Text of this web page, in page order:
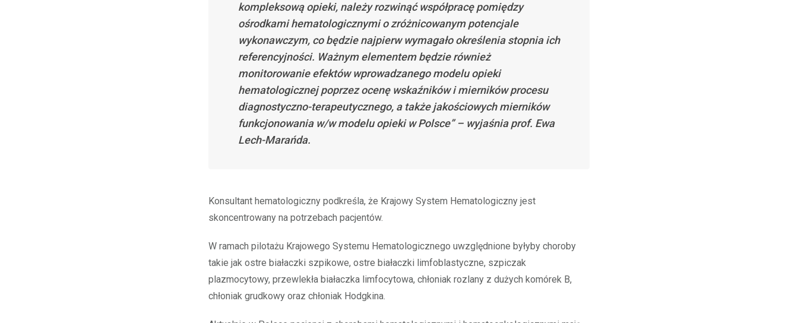
kompleksową opieki, należy rozwinąć współpracę pomiędzy
ośrodkami hematologicznymi o zróżnicowanym potencjale
wykonawczym, co będzie najpierw wymagało określenia stopnia ich
referencyjności. Ważnym elementem będzie również
monitorowanie efektów wprowadzanego modelu opieki
hematologicznej poprzez ocenę wskaźników i mierników procesu
diagnostyczno-terapeutycznego, a także jakościowych mierników
funkcjonowania w/w modelu opieki w Polsce” – wyjaśnia prof. Ewa
Lech-Marańda.
Konsultant hematologiczny podkreśla, że Krajowy System Hematologiczny jest
skoncentrowany na potrzebach pacjentów.
W ramach pilotażu Krajowego Systemu Hematologicznego uwzględnione byłyby choroby
takie jak ostre białaczki szpikowe, ostre białaczki limfoblastyczne, szpiczak
plazmocytowy, przewlekła białaczka limfocytowa, chłoniak rozlany z dużych komórek B,
chłoniak grudkowy oraz chłoniak Hodgkina.